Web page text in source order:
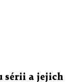
sérii a jejich